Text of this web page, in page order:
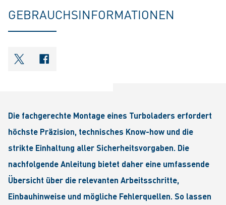
GEBRAUCHSINFORMATIONEN
shareOntwitter
shareOnfacebook
Die fachgerechte Montage eines Turboladers erfordert
höchste Präzision, technisches Know-how und die
strikte Einhaltung aller Sicherheitsvorgaben. Die
nachfolgende Anleitung bietet daher eine umfassende
Übersicht über die relevanten Arbeitsschritte,
Einbauhinweise und mögliche Fehlerquellen. So lassen